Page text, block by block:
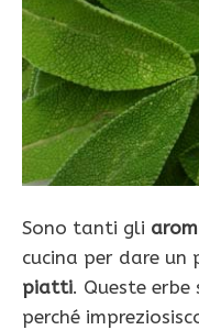
Sono tanti gli
cucina per dare un
piatti. Queste
perché